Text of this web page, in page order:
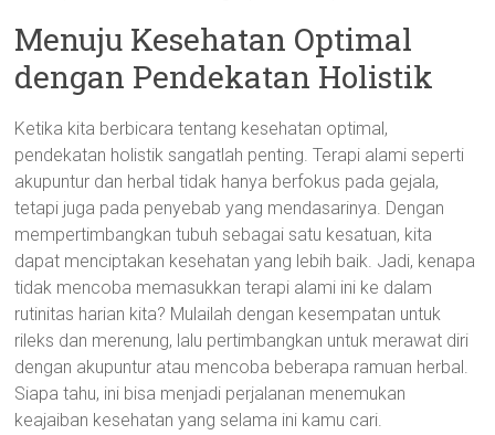
Menuju Kesehatan Optimal
dengan Pendekatan Holistik
Ketika kita berbicara tentang kesehatan optimal,
pendekatan holistik sangatlah penting. Terapi alami seperti
akupuntur dan herbal tidak hanya berfokus pada gejala,
tetapi juga pada penyebab yang mendasarinya. Dengan
mempertimbangkan tubuh sebagai satu kesatuan, kita
dapat menciptakan kesehatan yang lebih baik. Jadi, kenapa
tidak mencoba memasukkan terapi alami ini ke dalam
rutinitas harian kita? Mulailah dengan kesempatan untuk
rileks dan merenung, lalu pertimbangkan untuk merawat diri
dengan akupuntur atau mencoba beberapa ramuan herbal.
Siapa tahu, ini bisa menjadi perjalanan menemukan
keajaiban kesehatan yang selama ini kamu cari.